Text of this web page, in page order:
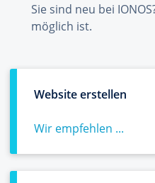
Sie sind neu bei
möglich ist.
Website erstellen
Wir empfehlen ...